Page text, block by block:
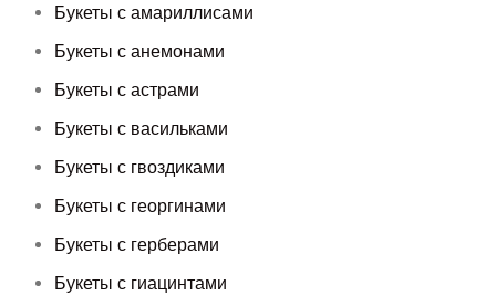
Букеты с амариллисами
Букеты с анемонами
Букеты с астрами
Букеты с васильками
Букеты с гвоздиками
Букеты с георгинами
Букеты с герберами
Букеты с гиацинтами